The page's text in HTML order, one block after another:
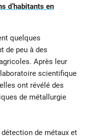
d’habitants en
quelques
de peu à des
Après leur
scientifique
ont révélé des
de métallurgie
de métaux et